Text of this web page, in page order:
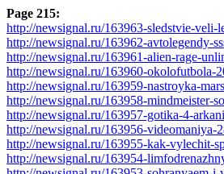
Page 215:
http://newsignal.ru/163963-sledstvie-
http://newsignal.ru/163962-avtolegendy-
http://newsignal.ru/163961-alien-rage-
http://newsignal.ru/163960-okolofutbola-
http://newsignal.ru/163959-nastroyka-
http://newsignal.ru/163958-mindmeister-
http://newsignal.ru/163957-gotika-4-
http://newsignal.ru/163956-videomaniya-
http://newsignal.ru/163955-kak-vylechit-
http://newsignal.ru/163954-